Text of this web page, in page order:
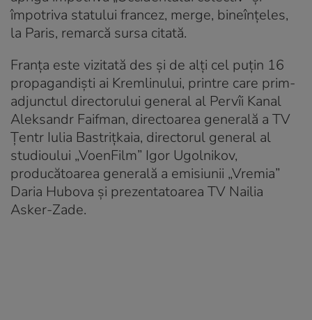
împotriva statului francez, merge, bineînțeles,
la Paris, remarcă sursa citată.
Franța este vizitată des și de alți cel puțin 16
propagandiști ai Kremlinului, printre care prim-
adjunctul directorului general al Pervîi Kanal
Aleksandr Faifman, directoarea generală a TV
Țentr Iulia Bastrițkaia, directorul general al
studioului „VoenFilm” Igor Ugolnikov,
producătoarea generală a emisiunii „Vremia”
Daria Hubova și prezentatoarea TV Nailia
Asker-Zade.